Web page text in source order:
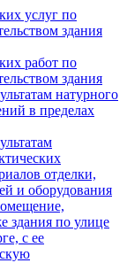
услуг по
здания
работ по
здания
натурного
в пределах
отделки,
и оборудования
здания по улице
с ее